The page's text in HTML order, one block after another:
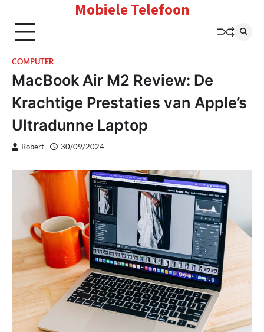
content
Mobiele Telefoon
COMPUTER
MacBook Air M2 Review: De
Krachtige Prestaties van Apple’s
Ultradunne Laptop
Robert 30/09/2024